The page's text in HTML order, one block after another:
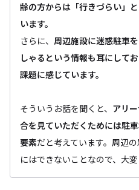
齢の方からは「行きづらい」
います。
さらに、 周辺施設に迷惑駐車
しゃるという情報も耳にして
課題に感じています。
そういうお話を聞くと、 アリ
合を見ていただくためには駐
要素だと考えています。周辺
にはできないことなので、大変